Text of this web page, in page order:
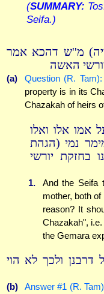
(SUMMARY:
Seifa.)
מ''ש דהכא אמר
האשה
(a) Question (R. Tam):
property is in its
Chazakah of heirs
אמו אלו ואלו
נמי (הגהת
בחזקת יורשי
1.
And the Seifa
mother, both
reason? It
Chazakah",
the Gemara
ולכך לא הוי
(b) Answer #1 (R.